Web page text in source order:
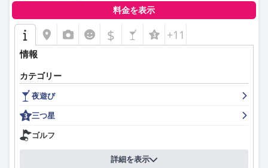
ホテルの清潔さは高く評価されており、客室や共用エリアの清潔
さを強調する人が多くいます。ただし、シャワータイルのカビや
汚れたカーペットなどの問題が時々発生し、特定のエリアにもっ
と注意が必要なことを示唆しています。それにもかかわらず、清
潔な環境を維持するというスタッフのコミットメントは明らかで
す。
意識、気配りで高く評価されています。温かく、歓迎的な雰囲気
を作り出し、全体的なゲスト体験を大幅に向上させます。特定の
スタッフとそのさまざまなリクエストや現地の情報への対応への
特別な称賛は、ホテルの評判にプラスに貢献しています。
料金を表示
$ +11
情報
カテゴリー
夜遊び
三つ星
ゴルフ
詳細を表示